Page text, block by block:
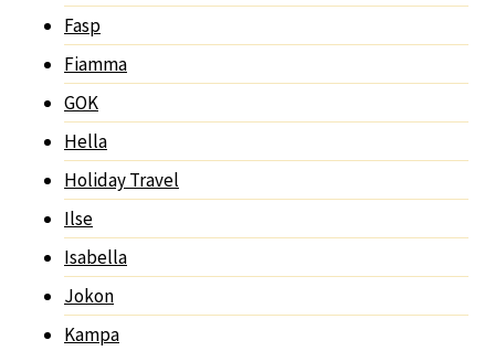
Fasp
Fiamma
GOK
Hella
Holiday Travel
Ilse
Isabella
Jokon
Kampa